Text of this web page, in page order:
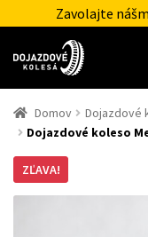
Zavolajte
Domov Dojazdové
Dojazdové koleso
ZĽAVA!